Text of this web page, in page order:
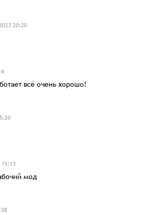
20:20
всё очень хорошо!
мод